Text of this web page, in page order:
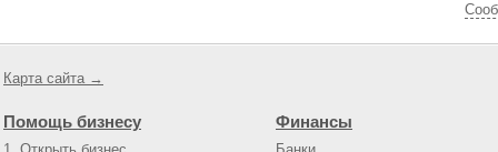
Карта сайта →
Помощь бизнесу Финансы